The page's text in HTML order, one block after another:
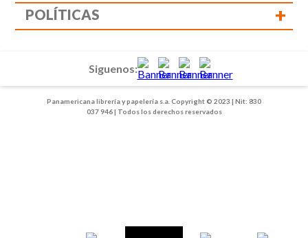
POLÍTICAS +
Panamericana librería y papelería s.a. Copyright © 2023 | Nit: 830
037 946 | Todos los derechos reservados
Siguenos: